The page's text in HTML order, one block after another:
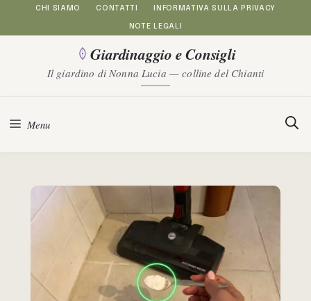
al
contenuto
CHI SIAMO CONTATTI INFORMATIVA SULLA PRIVACY
NOTE LEGALI
Giardinaggio e Consigli
Il giardino di Nonna Lucia — colline del Chianti
Menu